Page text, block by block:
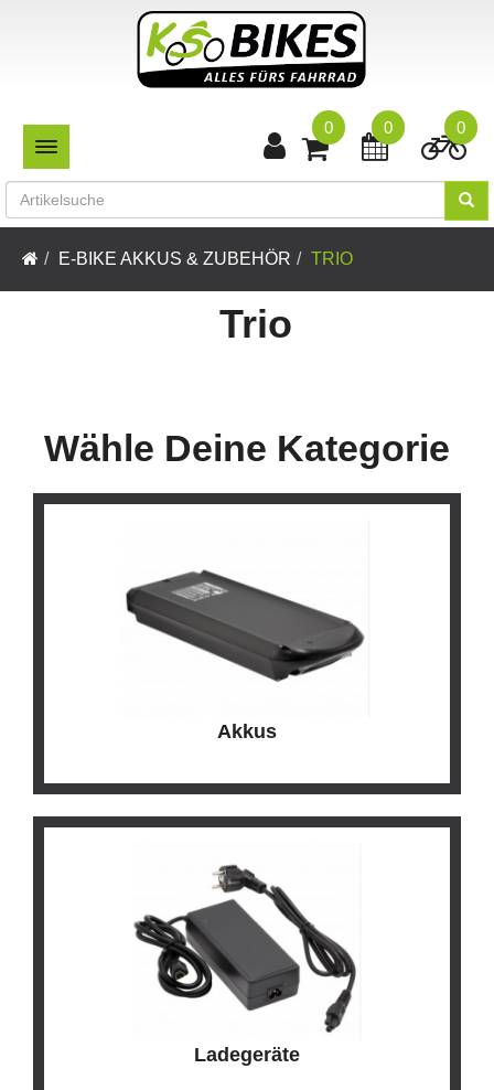
TOGGLE NAVIGATION
0
0
0
E-BIKE AKKUS & ZUBEHÖR TRIO
Trio
Wähle Deine Kategorie
Akkus
Ladegeräte